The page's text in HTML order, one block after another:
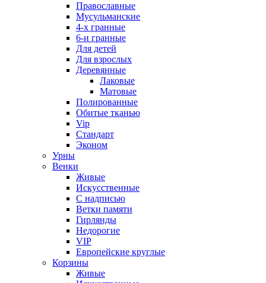
Православные
Мусульманские
4-х гранные
6-и гранные
Для детей
Для взрослых
Деревянные
Лаковые
Матовые
Полированные
Обитые тканью
Vip
Стандарт
Эконом
Урны
Венки
Живые
Искусственные
С надписью
Ветки памяти
Гирлянды
Недорогие
VIP
Европейские круглые
Корзины
Живые